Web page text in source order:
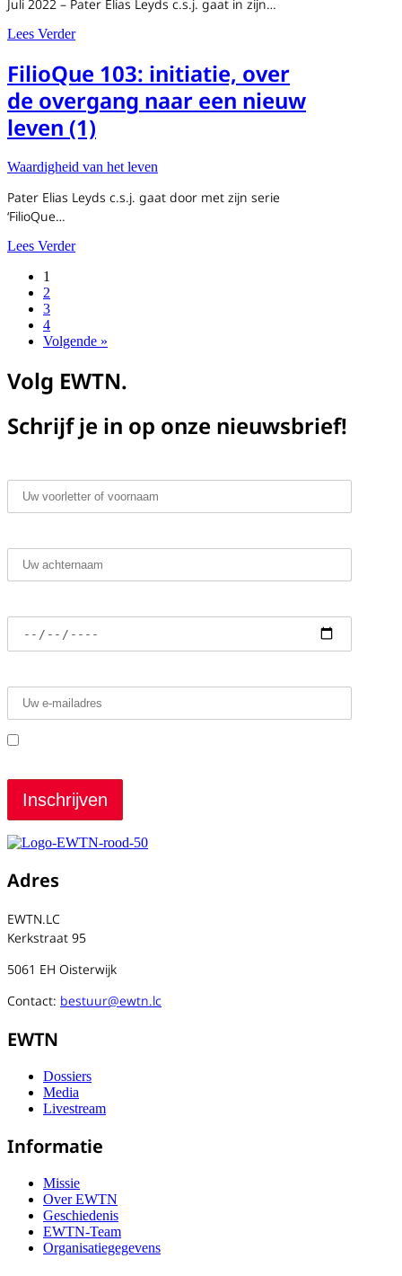
Juli 2022 – Pater Elias Leyds c.s.j. gaat in zijn…
Lees Verderabout FilioQue 104: Leegte voelen voordat God vult –
FilioQue 103: initiatie, over
de overgang naar een nieuw
leven (1)
Waardigheid van het leven
Pater Elias Leyds c.s.j. gaat door met zijn serie
‘FilioQue…
Lees Verderabout FilioQue 103: initiatie, over de overgang naar een
1
2
3
4
Volgende »
Volg EWTN.
Schrijf je in op onze nieuwsbrief!
Adres
EWTN.LC
Kerkstraat 95
5061 EH Oisterwijk
Contact: bestuur@ewtn.lc
EWTN
Dossiers
Media
Livestream
Informatie
Missie
Over EWTN
Geschiedenis
EWTN-Team
Organisatiegegevens